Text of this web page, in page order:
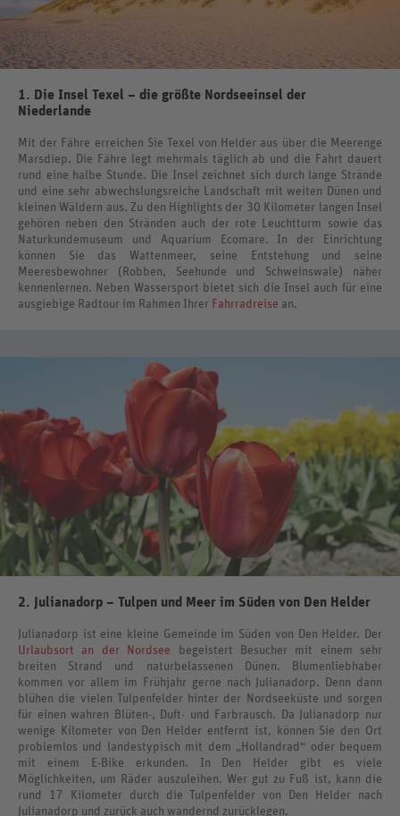
1. Die Insel Texel – die größte Nordseeinsel der
Niederlande
Mit der Fähre erreichen Sie Texel von Helder aus über die Meerenge
Marsdiep. Die Fähre legt mehrmals täglich ab und die Fahrt dauert
rund eine halbe Stunde. Die Insel zeichnet sich durch lange Strände
und eine sehr abwechslungsreiche Landschaft mit weiten Dünen und
kleinen Wäldern aus. Zu den Highlights der 30 Kilometer langen Insel
gehören neben den Stränden auch der rote Leuchtturm sowie das
Naturkundemuseum und Aquarium Ecomare. In der Einrichtung
können Sie das Wattenmeer, seine Entstehung und seine
Meeresbewohner (Robben, Seehunde und Schweinswale) näher
kennenlernen. Neben Wassersport bietet sich die Insel auch für eine
ausgiebige Radtour im Rahmen Ihrer Fahrradreise an.
2. Julianadorp – Tulpen und Meer im Süden von Den Helder
Julianadorp ist eine kleine Gemeinde im Süden von Den Helder. Der
Urlaubsort an der Nordsee begeistert Besucher mit einem sehr
breiten Strand und naturbelassenen Dünen. Blumenliebhaber
kommen vor allem im Frühjahr gerne nach Julianadorp. Denn dann
blühen die vielen Tulpenfelder hinter der Nordseeküste und sorgen
für einen wahren Blüten-, Duft- und Farbrausch. Da Julianadorp nur
wenige Kilometer von Den Helder entfernt ist, können Sie den Ort
problemlos und landestypisch mit dem „Hollandrad“ oder bequem
mit einem E-Bike erkunden. In Den Helder gibt es viele
Möglichkeiten, um Räder auszuleihen. Wer gut zu Fuß ist, kann die
rund 17 Kilometer durch die Tulpenfelder von Den Helder nach
Julianadorp und zurück auch wandernd zurücklegen.